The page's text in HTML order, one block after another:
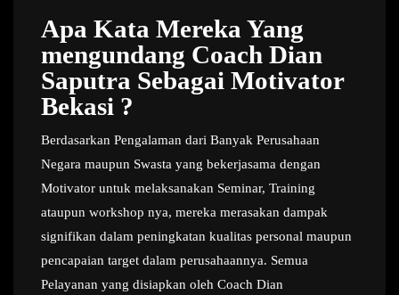
Apa Kata Mereka Yang
mengundang Coach Dian
Saputra Sebagai Motivator
Bekasi ?
Berdasarkan Pengalaman dari Banyak Perusahaan
Negara maupun Swasta yang bekerjasama dengan
Motivator untuk melaksanakan Seminar, Training
ataupun workshop nya, mereka merasakan dampak
signifikan dalam peningkatan kualitas personal maupun
pencapaian target dalam perusahaannya. Semua
Pelayanan yang disiapkan oleh Coach Dian